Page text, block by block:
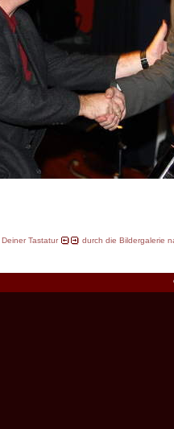
Tastatur durch die Bildergalerie